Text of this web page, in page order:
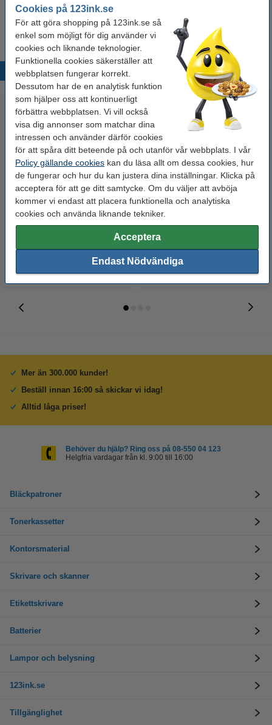
Cookies på 123ink.se
För att göra shopping på 123ink.se så
enkel som möjligt för dig använder vi
cookies och liknande teknologier.
Funktionella cookies säkerställer att
webbplatsen fungerar korrekt.
Dessutom har de en analytisk funktion
som hjälper oss att kontinuerligt
förbättra webbplatsen. Vi vill också
visa dig annonser som matchar dina
intressen och använder därför cookies
för att spåra ditt beteende på och utanför vår webbplats. I vår
Policy gällande cookies kan du läsa allt om dessa cookies, hur
de fungerar och hur du kan justera dina inställningar. Klicka på
acceptera för att ge ditt samtycke. Om du väljer att avböja
kommer vi endast att placera funktionella och analytiska
cookies och använda liknande tekniker.
Acceptera
Endast Nödvändiga
Köp5 x 5 x 25st
125 kr
Populära produkter
Indexflik 45mm x 8mm | 123ink |
8 färger | 20st x 8
29 kr
Indexflik 45mm x 8mm | 123ink |
8 färger | 20st x 8
29 kr
Mer än 300.000 kunder!
Beställ innan 16:00 så skickar vi idag!
Alltid låga priser!
Behöver du hjälp? Ring oss på 08-550 04 123
Helgfria vardagar från kl. 9:00 till 16:00
Bläckpatroner
Tonerkassetter
Kontorsmaterial
Skrivare och skanner
Etikettskrivare
Batterier
Lampor och belysning
123ink.se
Tillgänglighet